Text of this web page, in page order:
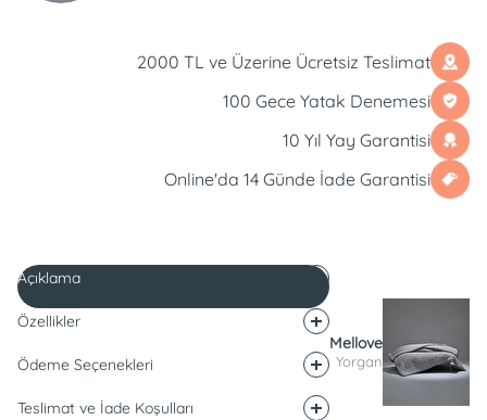
2000 TL ve Üzerine Ücretsiz Teslimat
100 Gece Yatak Denemesi
10 Yıl Yay Garantisi
Online'da 14 Günde İade Garantisi
Açıklama
Özellikler
Ödeme Seçenekleri
Teslimat ve İade Koşulları
Mellove
Yorgan